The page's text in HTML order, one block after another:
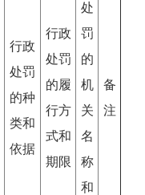
行政
处罚
的种
类和
依据
行政
处罚
的履
行方
式和
期限
处
罚
的
机
关
名
称
和
备
注